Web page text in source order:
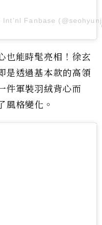
Int'nl Fanbase
也能時髦亮相！徐玄
是透過基本款的高領
件軍裝羽絨背心而
風格變化。